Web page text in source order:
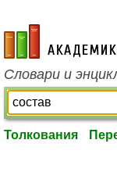
academic.ru
Словари и
Толкования